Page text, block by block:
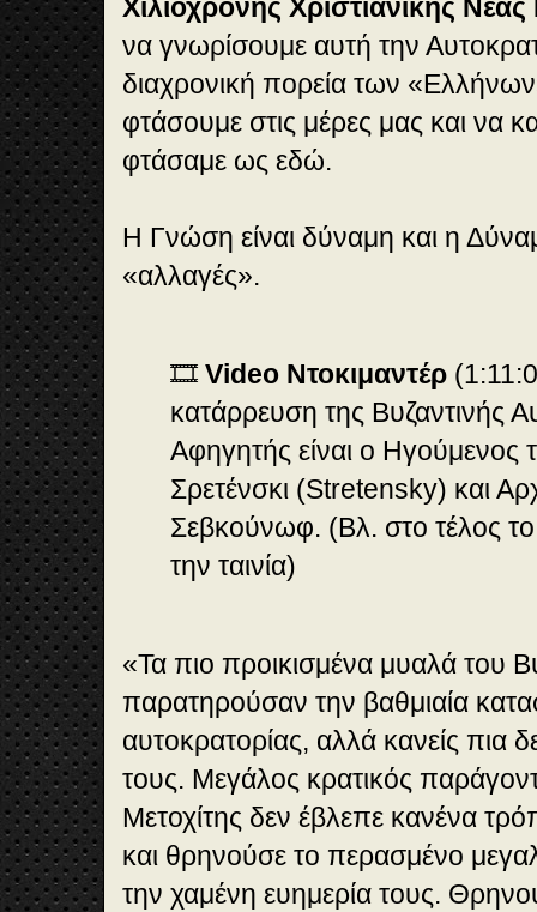
Χιλιόχρονης Χριστιανικής
να γνωρίσουμε αυτή την
διαχρονική πορεία των
φτάσουμε στις μέρες μας και να
φτάσαμε ως εδώ.
Η Γνώση είναι δύναμη και η
«αλλαγές».
🎞️ Video Ντοκιμαντέρ
κατάρρευση της Βυζαντινής
Αφηγητής είναι ο Ηγούμενος
Σρετένσκι (Stretensky) και
Σεβκούνωφ. (Βλ. στο τέλος
την ταινία)
«Τα πιο προικισμένα μυαλά του
παρατηρούσαν την βαθμιαία
αυτοκρατορίας, αλλά κανείς πια
τους. Μεγάλος κρατικός
Μετοχίτης δεν έβλεπε κανένα
και θρηνούσε το περασμένο
την χαμένη ευημερία τους.